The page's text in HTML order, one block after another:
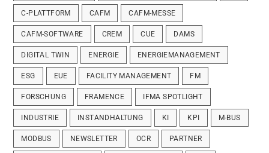
C-PLATTFORM CAFM CAFM-MESSE
CAFM-SOFTWARE CREM CUE DAMS
DIGITAL TWIN ENERGIE ENERGIEMANAGEMENT
ESG EUE FACILITY MANAGEMENT FM
FORSCHUNG FRAMENCE IFMA SPOTLIGHT
INDUSTRIE INSTANDHALTUNG KI KPI M-BUS
MODBUS NEWSLETTER OCR PARTNER